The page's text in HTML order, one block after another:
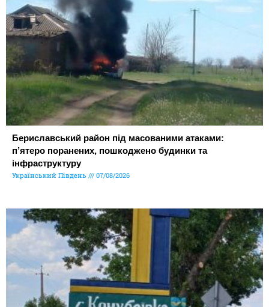
Бериславський район під масованими атаками:
п’ятеро поранених, пошкоджено будинки та
інфраструктуру
Український Південь 07/08/2026